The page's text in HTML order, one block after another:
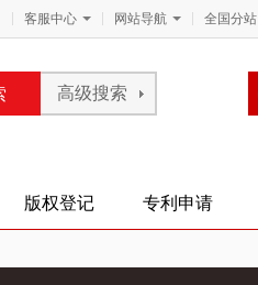
客服中心 网站导航 全国分站
版权登记 专利申请